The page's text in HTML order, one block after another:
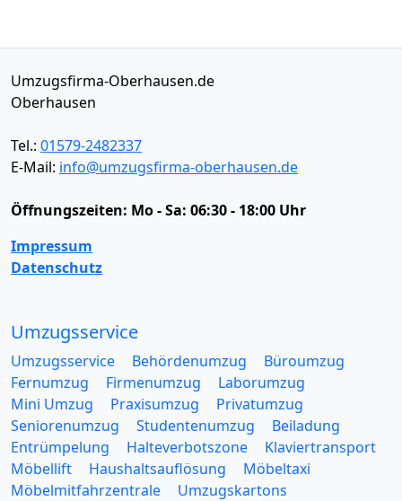
Umzugsfirma-Oberhausen.de
Oberhausen
Tel.: 01579-2482337
E-Mail: info@umzugsfirma-oberhausen.de
Öffnungszeiten: Mo - Sa: 06:30 - 18:00 Uhr
Impressum
Datenschutz
Umzugsservice
Umzugsservice Behördenumzug
Büroumzug
Fernumzug
Firmenumzug
Laborumzug
Mini Umzug
Praxisumzug
Privatumzug
Seniorenumzug
Studentenumzug
Beiladung
Entrümpelung
Halteverbotszone
Klaviertransport
Möbellift
Haushaltsauflösung
Möbeltaxi
Möbelmitfahrzentrale
Umzugskartons